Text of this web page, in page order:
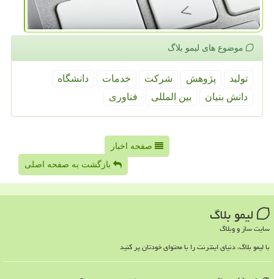
موضوع های لیمو بلاگ
تولید پژوهش شركت خدمات
دانشگاه
دانش بنیان
بین المللی فناوری
صفحه اخبار
بازگشت به صفحه اصلی
لیمو بلاگ
سایت ساز و وبلاگ
با لیمو بلاگ، دنیای اینترنت را با محتوای خودتان پر کنید